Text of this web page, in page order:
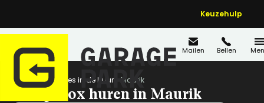
Keuzehulp
Mailen Bellen
Home Locaties in de buurt Maurik
Garagebox huren in Maurik